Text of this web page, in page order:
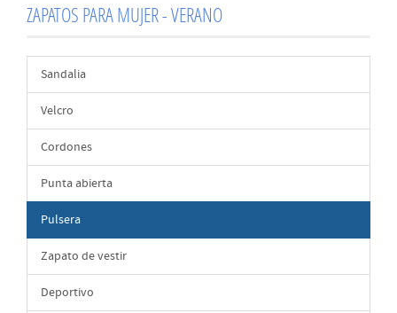
ZAPATOS PARA MUJER - VERANO
Sandalia
Velcro
Cordones
Punta abierta
Pulsera
Zapato de vestir
Deportivo